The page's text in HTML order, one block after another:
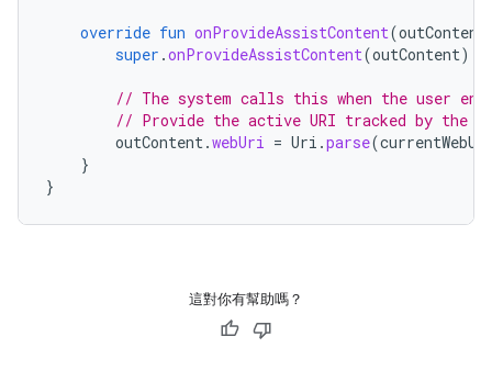
override fun onProvideAssistContent(outContent
super .onProvideAssistContent(outContent)
// The system calls this when the user
// Provide the active URI tracked by the
outContent .webUri = Uri .parse(
}
}
這對你有幫助嗎？